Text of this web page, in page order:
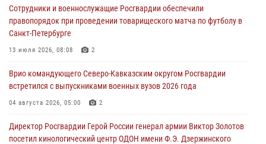
угрожавшего подростку травматическим пистолетом
06 августа 2026, 11:33 1
В Зауралье при содействии СОБР Росгвардии ликвидирована
06 августа 2026, 11:27
В Москве росгвардейцы задержали троих мужчин, устроивших
06 августа 2026, 11:20 1
Сотрудники и военнослужащие Росгвардии обеспечили
правопорядок при проведении товарищеского матча по футболу в
Санкт-Петербурге
13 июля 2026, 08:08 2
Врио командующего Северо-Кавказским округом Росгвардии
встретился с выпускниками военных вузов 2026 года
04 августа 2026, 05:00 2
Директор Росгвардии Герой России генерал армии Виктор Золотов
посетил кинологический центр ОДОН имени Ф.Э. Дзержинского